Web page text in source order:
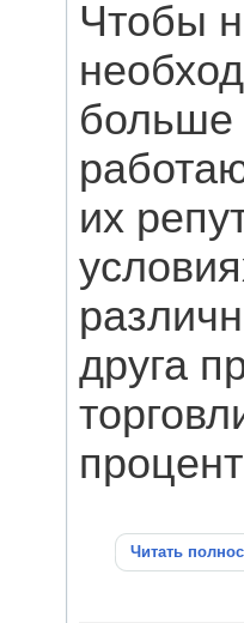
Чтобы
больше
их
друга
Читать